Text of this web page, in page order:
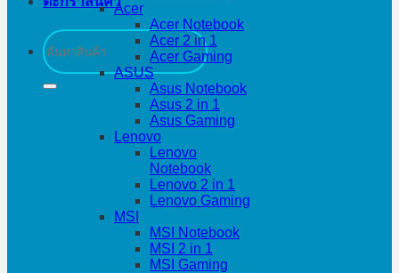
ค้นหา:
Acer
Acer Notebook
Acer 2 in 1
Acer Gaming
ASUS
Asus Notebook
Asus 2 in 1
Asus Gaming
Lenovo
Lenovo
Notebook
Lenovo 2 in 1
Lenovo Gaming
MSI
MSI Notebook
MSI 2 in 1
MSI Gaming